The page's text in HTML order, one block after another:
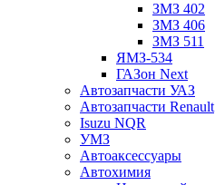
ЗМЗ 402
ЗМЗ 406
ЗМЗ 511
ЯМЗ-534
ГАЗон Next
Автозапчасти УАЗ
Автозапчасти Renault
Isuzu NQR
УМЗ
Автоаксессуары
Автохимия